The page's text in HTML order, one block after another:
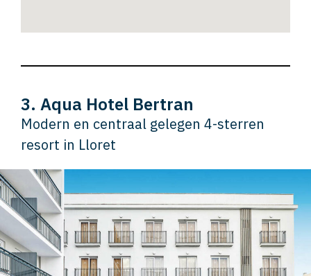
3. Aqua Hotel Bertran
Modern en centraal gelegen 4-sterren
resort in Lloret